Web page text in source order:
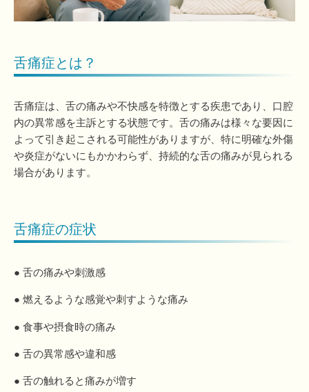
舌痛症とは？
舌痛症は、舌の痛みや不快感を特徴とする疾患であり、口腔
内の異常感を主訴とする状態です。舌の痛みは様々な要因に
よって引き起こされる可能性がありますが、特に明確な外傷
や炎症がないにもかかわらず、持続的な舌の痛みが見られる
場合があります。
舌痛症の症状
● 舌の痛みや刺激感
● 燃えるような感覚や刺すような痛み
● 食事や摂食時の痛み
● 舌の異常感や違和感
● 舌の触れると痛みが増す